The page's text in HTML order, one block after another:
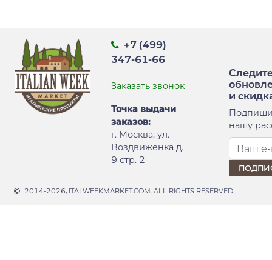
+7 (499)
347-61-66
Заказать звонок
Точка выдачи
заказов:
г. Москва, ул.
Воздвиженка д.
9 стр. 2
и
нашу
2014-2026, ITALWEEKMARKET.COM. ALL RIGHTS RESERVED.